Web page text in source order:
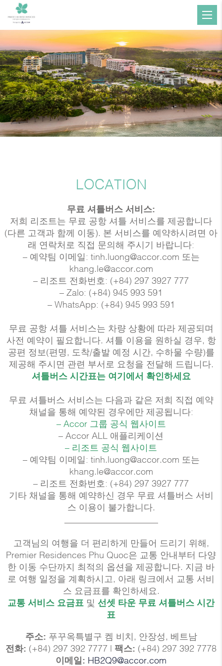
LOCATION
무료 셔틀버스 서비스:
저희 리조트는 무료 공항 셔틀 서비스를 제공합니다
(다른 고객과 함께 이동). 본 서비스를 예약하시려면 아
래 연락처로 직접 문의해 주시기 바랍니다:
– 예약팀 이메일: tinh.luong@accor.com 또는
khang.le@accor.com
– 리조트 전화번호: (+84) 297 3927 777
– Zalo: (+84) 945 993 591
– WhatsApp: (+84) 945 993 591
무료 공항 셔틀 서비스는 차량 상황에 따라 제공되며
사전 예약이 필요합니다. 셔틀 이용을 원하실 경우, 항
공편 정보(편명, 도착/출발 예정 시간, 수하물 수량)를
제공해 주시면 관련 부서로 요청을 전달해 드립니다.
셔틀버스 시간표는 여기에서 확인하세요
무료 셔틀버스 서비스는 다음과 같은 저희 직접 예약
채널을 통해 예약된 경우에만 제공됩니다:
– Accor 그룹 공식 웹사이트
– Accor ALL 애플리케이션
– 리조트 공식 웹사이트
– 예약팀 이메일: tinh.luong@accor.com 또는
khang.le@accor.com
– 리조트 전화번호: (+84) 297 3927 777
기타 채널을 통해 예약하신 경우 무료 셔틀버스 서비
스 이용이 불가합니다.
고객님의 여행을 더 편리하게 만들어 드리기 위해,
Premier Residences Phu Quoc은 교통 안내부터 다양
한 이동 수단까지 최적의 옵션을 제공합니다. 지금 바
로 여행 일정을 계획하시고, 아래 링크에서 교통 서비
스 요금표를 확인하세요.
교통 서비스 요금표 및 선셋 타운 무료 셔틀버스 시간
표
주소: 푸꾸옥특별구 켐 비치, 안장성, 베트남
전화: (+84) 297 392 7777 | 팩스: (+84) 297 392 7778
이메일: HB2Q9@accor.com